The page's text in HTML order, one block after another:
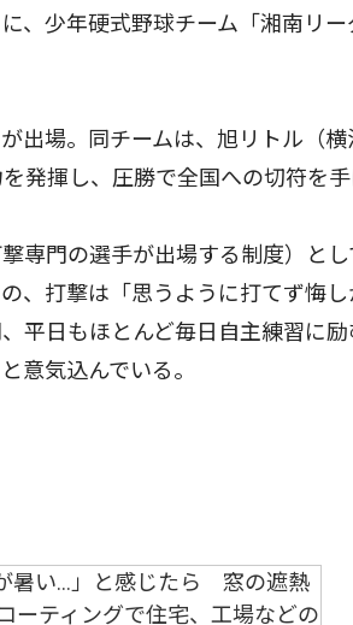
、少年硬式野球チーム「湘南リ
場。同チームは、旭リトル（横
発揮し、圧勝で全国への切符を手
門の選手が出場する制度）とし
、打撃は「思うように打てず悔
平日もほとんど毎日自主練習に
意気込んでいる。